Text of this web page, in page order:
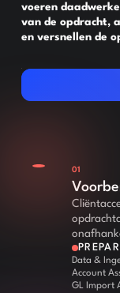
voeren
van de opdracht,
en versnellen de
Bekijk de agents
01
Data &
Account
GL Import